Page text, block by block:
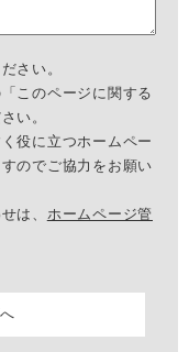
さい。
このページに関する
い。
役に立つホームペー
のでご協力をお願い
は、 ホームページ管